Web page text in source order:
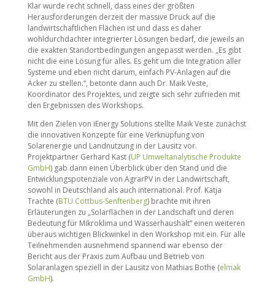
Klar wurde recht schnell, dass eines der größten
Herausforderungen derzeit der massive Druck auf die
landwirtschaftlichen Flächen ist und dass es daher
wohldurchdachter integrierter Lösungen bedarf, die jeweils an
die exakten Standortbedingungen angepasst werden. „Es gibt
nicht die eine Lösung für alles. Es geht um die Integration aller
Systeme und eben nicht darum, einfach PV-Anlagen auf die
Äcker zu stellen.“, betonte dann auch Dr. Maik Veste,
Koordinator des Projektes, und zeigte sich sehr zufrieden mit
den Ergebnissen des Workshops.
Mit den Zielen von iEnergy Solutions stellte Maik Veste zunächst
die innovativen Konzepte für eine Verknüpfung von
Solarenergie und Landnutzung in der Lausitz vor.
Projektpartner Gerhard Kast (UP Umweltanalytische Produkte
GmbH) gab dann einen Überblick über den Stand und die
Entwicklungspotenziale von AgrarPV in der Landwirtschaft,
sowohl in Deutschland als auch international. Prof. Katja
Trachte (BTU Cottbus-Senftenberg) brachte mit ihren
Erläuterungen zu „Solarflächen in der Landschaft und deren
Bedeutung für Mikroklima und Wasserhaushalt“ einen weiteren
überaus wichtigen Blickwinkel in den Workshop mit ein. Für alle
Teilnehmenden ausnehmend spannend war ebenso der
Bericht aus der Praxis zum Aufbau und Betrieb von
Solaranlagen speziell in der Lausitz von Mathias Bothe (elmak
GmbH).